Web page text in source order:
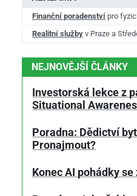
Finanční poradenství pro
Realitní služby v Praze a
NEJNOVĚJŠÍ ČLÁNKY
Investorská lekce z
Situational
Poradna: Dědictví
Pronajmout?
Konec AI pohádky